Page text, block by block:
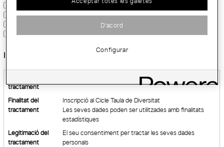
Indústria – Dijous 10 de setembre a les 18 h
Cultura i comunicació – Dijous 8 d’octubre a les 18 h
Gestió i direcció – Dijous 12 de novembre a les 18 h
Informació bàsica sobre protecció de dades:
tractament
Col·legi d’Arquitectes de Catalunya "COAC"
Finalitat del
tractament
Inscripció al Cicle Taula de Diversitat
Les seves dades poden ser utilitzades amb finalitats
estadístiques
Legitimació del
tractament
El seu consentiment per tractar les seves dades
personals
D'acord
Configurar